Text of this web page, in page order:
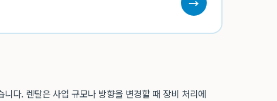
다. 렌탈은 사업 규모나 방향을 변경할 때 장비 처리에